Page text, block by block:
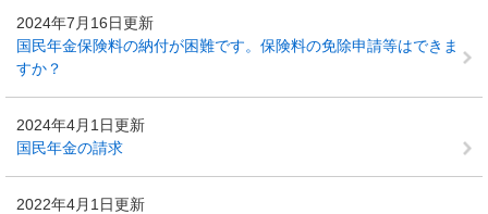
2024年7月16日更新
国民年金保険料の納付が困難です。保険料の免除申請等はできま
すか？
2024年4月1日更新
国民年金の請求
2022年4月1日更新